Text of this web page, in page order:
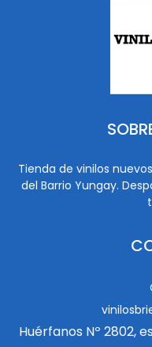
Tienda de vinilos
del Barrio Yungay.
Huérfanos Nº 2802,